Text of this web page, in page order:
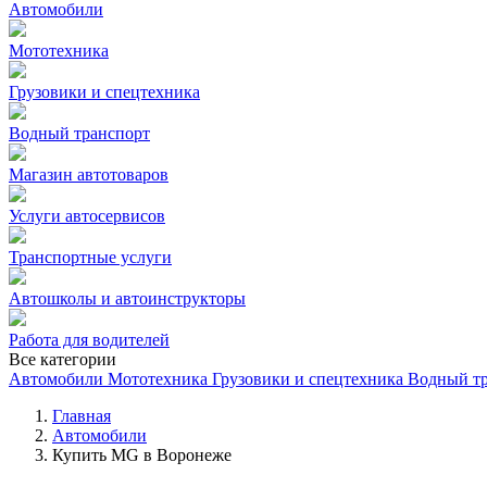
Автомобили
Мототехника
Грузовики и спецтехника
Водный транспорт
Магазин автотоваров
Услуги автосервисов
Транспортные услуги
Автошколы и автоинструкторы
Работа для водителей
Все категории
Автомобили Мототехника Грузовики и спецтехника Водный
Главная
Автомобили
Купить MG в Воронеже